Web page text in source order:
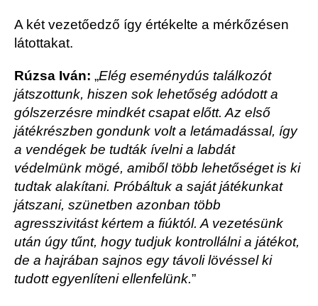
A két vezetőedző így értékelte a mérkőzésen
látottakat.
Rúzsa Iván: „Elég eseménydús találkozót
játszottunk, hiszen sok lehetőség adódott a
gólszerzésre mindkét csapat előtt. Az első
játékrészben gondunk volt a letámadással, így
a vendégek be tudták ívelni a labdát
védelmünk mögé, amiből több lehetőséget is ki
tudtak alakítani. Próbáltuk a saját játékunkat
játszani, szünetben azonban több
agresszivitást kértem a fiúktól. A vezetésünk
után úgy tűnt, hogy tudjuk kontrollálni a játékot,
de a hajrában sajnos egy távoli lövéssel ki
tudott egyenlíteni ellenfelünk.”